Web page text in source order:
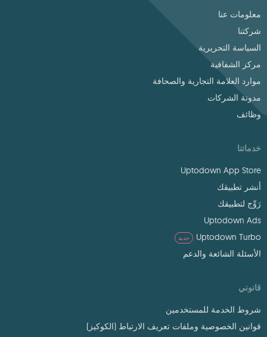
معلومات عنا
شركتنا
السياسة التحريرية
مركز الشفافية
موارد العلامة التجارية والصحافة
مدونة الشركات
وظائف
خدماتنا
Uptodown App Store
أنشر تطبيقك
رَوِّج لتطبيقك
Uptodown Ads
Uptodown Turbo
جديد
الأسئلة الشائعة والدعم
قانوني
شروط الخدمة للمستخدمين
قوانين الخصوصية وملفات تعريف الارتباط (الكوكيز)